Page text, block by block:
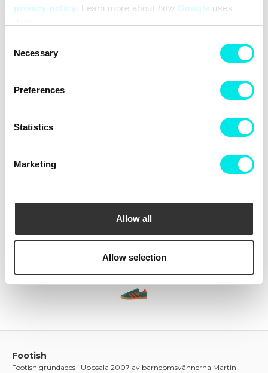
privacy policy. Learn more about how Google uses
Selection
Necessary
Preferences
Statistics
Marketing
Allow all
Allow selection
Care Pack
KÖP
KÖP
Nyligen besökta produkter
Footish
Footish grundades i Uppsala 2007 av barndomsvännerna Martin